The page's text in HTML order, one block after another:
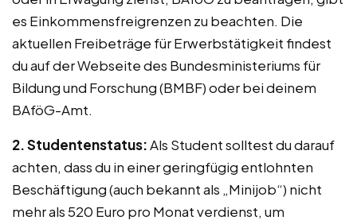
es Einkommensfreigrenzen zu beachten. Die
aktuellen Freibeträge für Erwerbstätigkeit findest
du auf der Webseite des Bundesministeriums für
Bildung und Forschung (BMBF) oder bei deinem
BAföG-Amt.
2. Studentenstatus:Als Student solltest du darauf
achten, dass du in einer geringfügig entlohnten
Beschäftigung (auch bekannt als „Minijob“) nicht
mehr als 520 Euro pro Monat verdienst, um